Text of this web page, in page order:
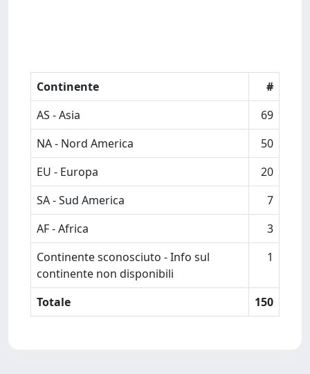
Continente
#
AS - Asia
69
NA - Nord America
50
EU - Europa
20
SA - Sud America
7
AF - Africa
3
Continente sconosciuto - Info sul
continente non disponibili
1
Totale 150